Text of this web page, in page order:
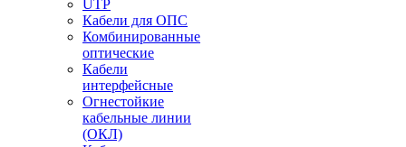
UTP
Кабели для ОПС
Комбинированные
оптические
Кабели
интерфейсные
Огнестойкие
кабельные линии
(ОКЛ)